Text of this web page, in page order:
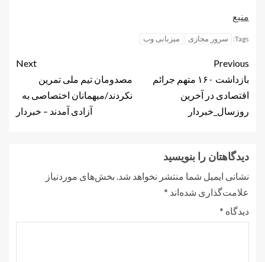
منبع
Tags: سرور مجازی میزبانی وب
Previous
بازداشت ۱۶۰ متهم جرائم
اقتصادی در آخرین
روزسال_خبردار
Next
مصدومان تیم ملی تمرین
نکردند/میهمانان اختصاصی به
آزادی آمدند – خبردار
دیدگاهتان را بنویسید
نشانی ایمیل شما منتشر نخواهد شد. بخش‌های موردنیاز
علامت‌گذاری شده‌اند *
دیدگاه *